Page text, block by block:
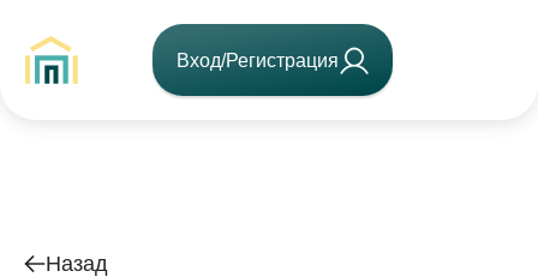
Вход/Регистрация
Назад